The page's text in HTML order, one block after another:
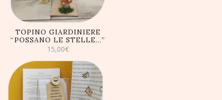
TOPINO GIARDINIERE
“POSSANO LE STELLE…”
15,00€